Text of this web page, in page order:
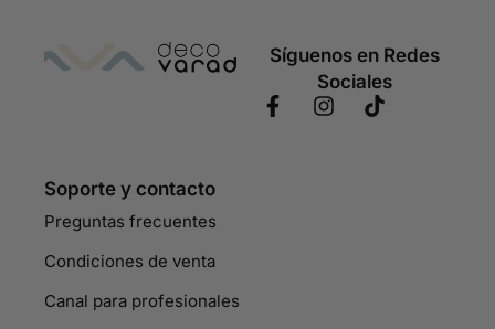
Síguenos en Redes
Sociales
Soporte y contacto
Preguntas frecuentes
Condiciones de venta
Canal para profesionales